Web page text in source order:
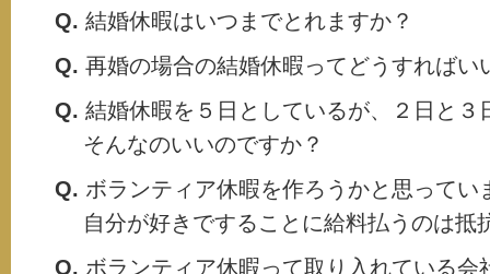
Q. 結婚休暇はいつまでとれますか？
Q. 再婚の場合の結婚休暇ってどうすればい
Q. 結婚休暇を５日としているが、２日と
そんなのいいのですか？
Q. ボランティア休暇を作ろうかと思って
自分が好きですることに給料払うのは抵
Q. ボランティア休暇って取り入れている会